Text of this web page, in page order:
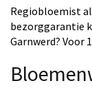
Regiobloemist
bezorggarantie
Garnwerd? Voor